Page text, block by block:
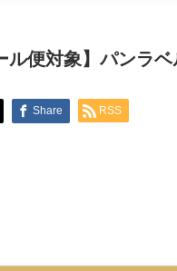
ル便対象】パンラ
Share RSS